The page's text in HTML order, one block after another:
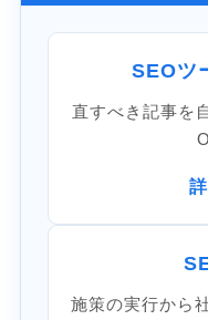
SEOツ
直すべき記事を
施策の実行から